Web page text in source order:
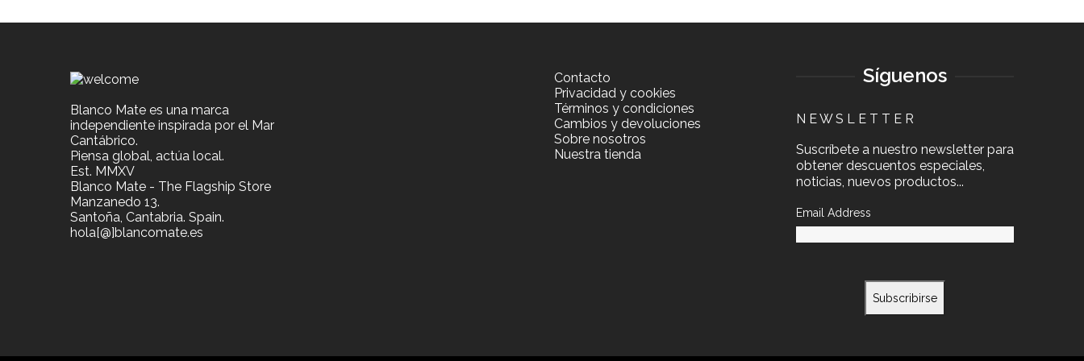
Blanco Mate es una marca
independiente inspirada por el Mar
Cantábrico.
Piensa global, actúa local.
Est. MMXV
Blanco Mate - The Flagship Store
Manzanedo 13.
Santoña, Cantabria. Spain.
hola[@]blancomate.es
Contacto
Privacidad y cookies
Términos y condiciones
Cambios y devoluciones
Sobre nosotros
Nuestra tienda
Síguenos
N E W S L E T T E R
Suscríbete a nuestro newsletter para
obtener descuentos especiales,
noticias, nuevos productos...
Email Address